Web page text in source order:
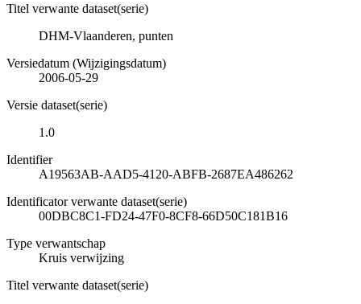
Titel verwante dataset(serie)
DHM-Vlaanderen, punten
Versiedatum (Wijzigingsdatum)
2006-05-29
Versie dataset(serie)
1.0
Identifier
A19563AB-AAD5-4120-ABFB-2687EA486262
Identificator verwante dataset(serie)
00DBC8C1-FD24-47F0-8CF8-66D50C181B16
Type verwantschap
Kruis verwijzing
Titel verwante dataset(serie)